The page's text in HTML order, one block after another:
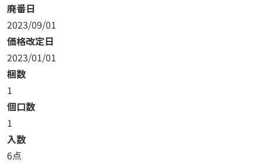
廃番日
2023/09/01
価格改定日
2023/01/01
梱数
1
個口数
1
入数
6点